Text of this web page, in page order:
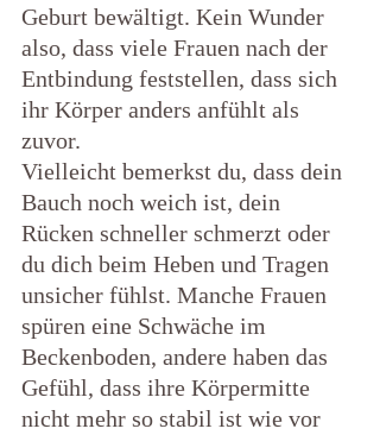
Geburt bewältigt. Kein Wunder
also, dass viele Frauen nach der
Entbindung feststellen, dass sich
ihr Körper anders anfühlt als
zuvor.
Vielleicht bemerkst du, dass dein
Bauch noch weich ist, dein
Rücken schneller schmerzt oder
du dich beim Heben und Tragen
unsicher fühlst. Manche Frauen
spüren eine Schwäche im
Beckenboden, andere haben das
Gefühl, dass ihre Körpermitte
nicht mehr so stabil ist wie vor